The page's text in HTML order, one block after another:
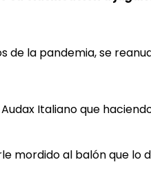
la pandemia, se
Italiano que
mordido al balón que